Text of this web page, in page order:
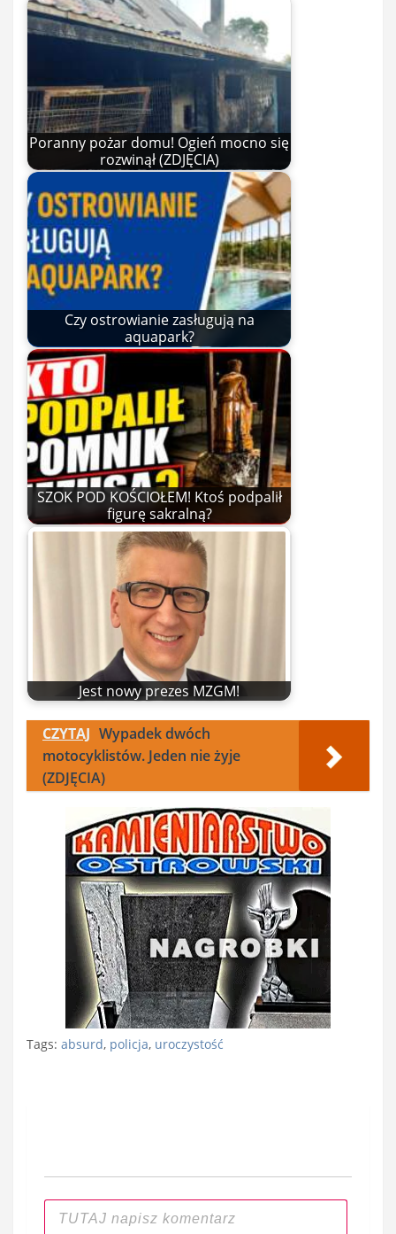
Poranny pożar domu! Ogień mocno się
rozwinął (ZDJĘCIA)
Czy ostrowianie zasługują na
aquapark?
SZOK POD KOŚCIOŁEM! Ktoś podpalił
figurę sakralną?
Jest nowy prezes MZGM!
CZYTAJ Wypadek dwóch
motocyklistów. Jeden nie żyje
(ZDJĘCIA)
Tags: absurd, policja, uroczystość